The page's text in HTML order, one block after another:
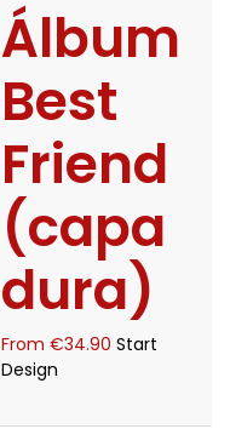
Álbum
Best
Friend
(capa
dura)
From €34.90 Start
Design